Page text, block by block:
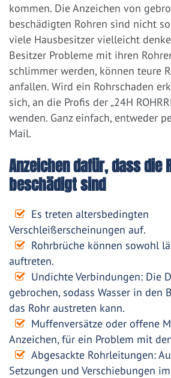
kommen. Die Anzeichen von
beschädigten Rohren sind nicht
viele Hausbesitzer vielleicht
Besitzer Probleme mit ihren
schlimmer werden, können teure
anfallen. Wird ein Rohrschaden
sich, an die Profis der „24H
wenden. Ganz einfach, entweder
Mail.
Anzeichen dafür, dass die
beschädigt sind
Es treten altersbedingten
Verschleißerscheinungen auf.
Rohrbrüche können sowohl
auftreten.
Undichte Verbindungen: Die
gebrochen, sodass Wasser in den
das Rohr austreten kann.
Muffenversätze oder offene
Anzeichen, für ein Problem mit
Abgesackte Rohrleitungen:
Setzungen und Verschiebungen